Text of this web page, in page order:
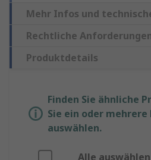
Mehr Infos und
Rechtliche
Produktdetails
Finden Sie ähnliche
Sie ein oder
auswählen.
Alle auswählen